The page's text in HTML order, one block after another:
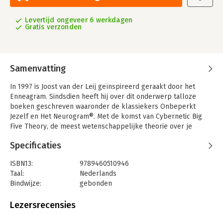
Levertijd ongeveer 6 werkdagen
Gratis verzonden
Samenvatting
In 1997 is Joost van der Leij geïnspireerd geraakt door het
Enneagram. Sindsdien heeft hij over dit onderwerp talloze
boeken geschreven waaronder de klassiekers Onbeperkt
Jezelf en Het Neurogram®. Met de komst van Cybernetic Big
Five Theory, de meest wetenschappelijke theorie over je
onderbouwd. Daarmee heeft Joost van der Leij zich ontpopt tot
op de universiteit. Nu zijn deze theorieën gebundeld in Het
Neurogram® Handboek.
Het Neurogram® Handboek bestaat uit drie delen:
dat van anderen te bepalen.
Specificaties
ISBN13:
9789460510946
Taal:
Nederlands
Bindwijze:
gebonden
Uitgever:
Lezersrecensies